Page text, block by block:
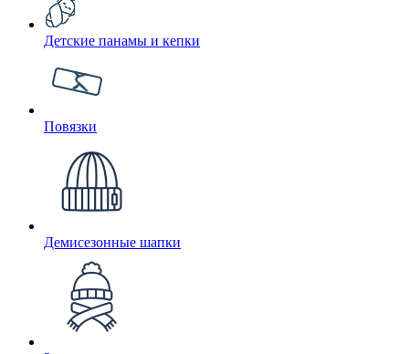
Детские панамы и кепки
Повязки
Демисезонные шапки